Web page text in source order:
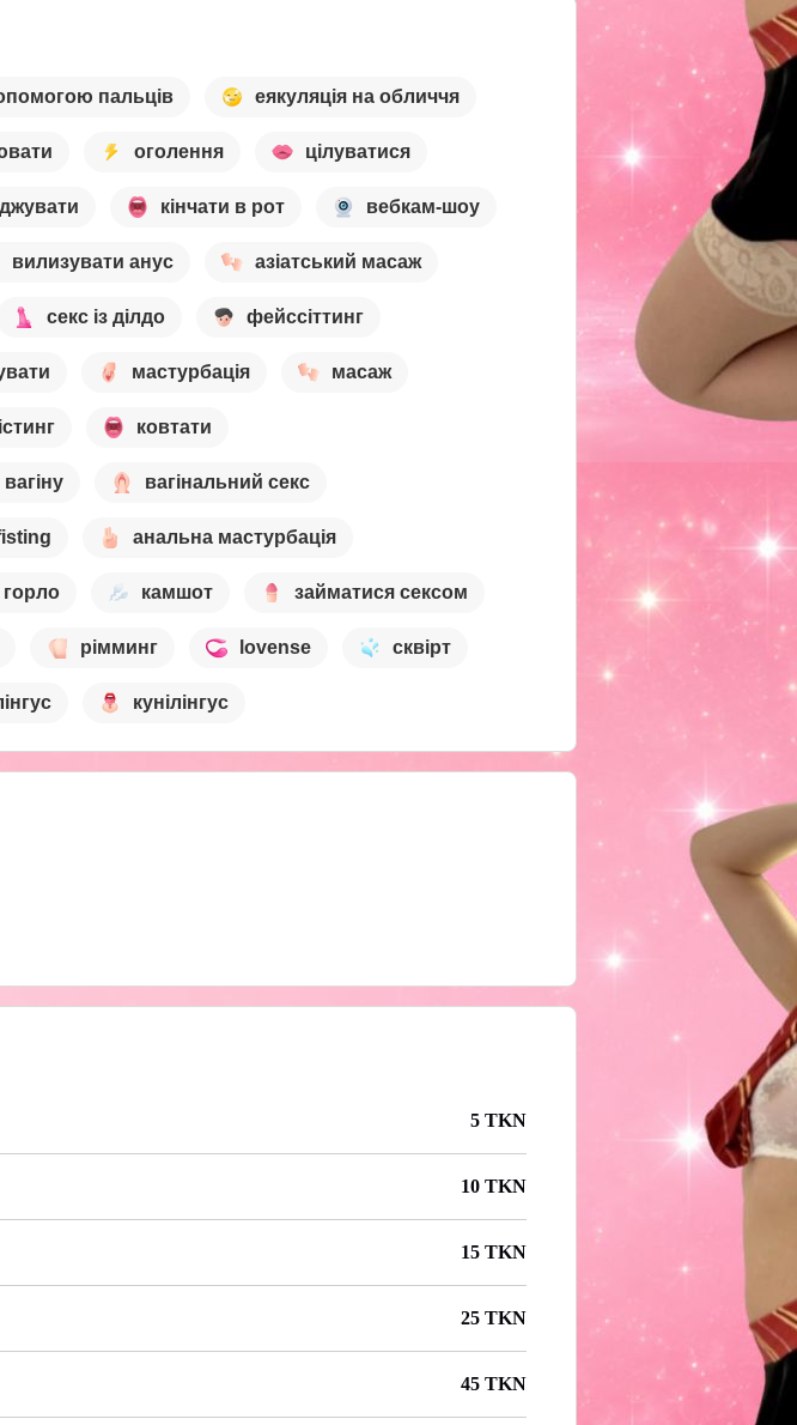
пальців еякуляція на обличчя
оголення цілуватися
кінчати в рот вебкам-шоу
вилизувати анус азіатський масаж
секс із ділдо фейссіттинг
мастурбація масаж
ковтати
вагінальний секс
анальна мастурбація
горло камшот займатися сексом
рімминг lovense сквірт
кунілінгус
5 TKN
10 TKN
15 TKN
25 TKN
45 TKN